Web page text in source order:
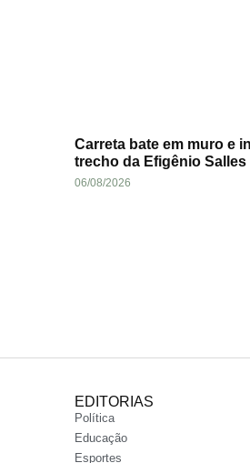
Carreta bate em muro e
trecho da Efigênio Salles
06/08/2026
EDITORIAS
Política
Educação
Esportes